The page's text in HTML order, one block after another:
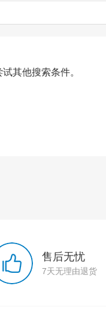
其他搜索条件。
售后无忧
7天无理由退货